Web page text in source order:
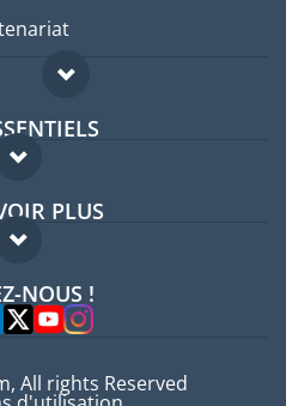
expatriés
pays
PLUS
FAQ
NOUS !
All rights Reserved